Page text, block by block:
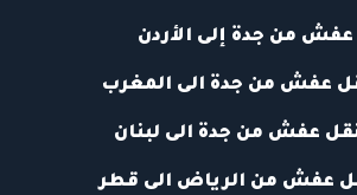
عفش من جدة إلى الأردن
عفش من جدة الى المغرب
عفش من جدة الى لبنان
عفش من الرياض الى قطر